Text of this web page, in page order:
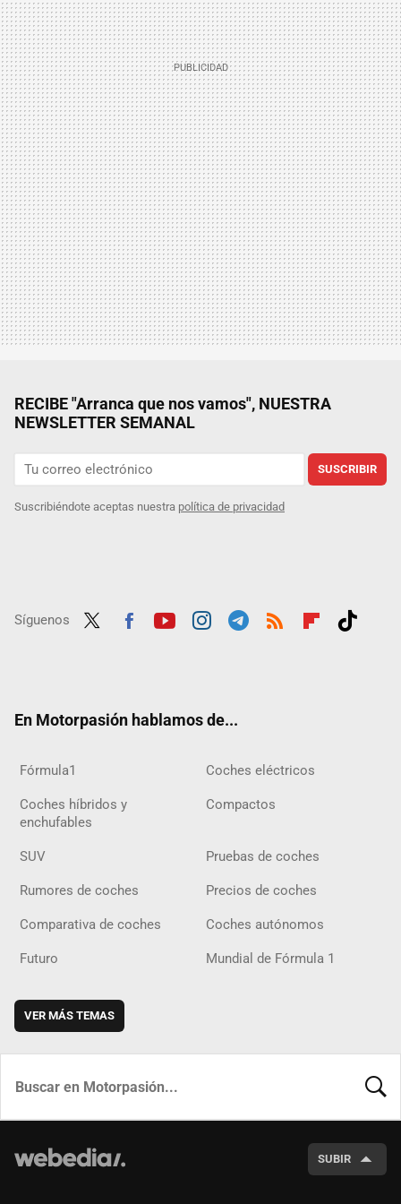
RECIBE "Arranca que nos vamos", NUESTRA
NEWSLETTER SEMANAL
SUSCRIBIR
Suscribiéndote aceptas nuestra política de privacidad
Síguenos
En Motorpasión hablamos de...
Fórmula1 Coches eléctricos
Coches híbridos y
enchufables
Compactos
SUV Pruebas de coches
Rumores de coches Precios de coches
Comparativa de coches Coches autónomos
Futuro Mundial de Fórmula 1
VER MÁS TEMAS
SUBIR